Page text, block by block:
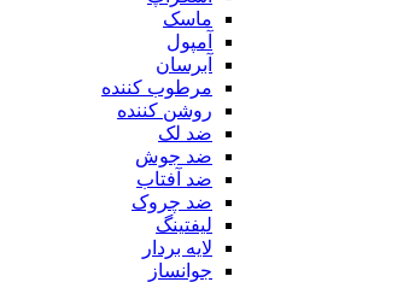
ماسک
آمپول
آبرسان
مرطوب کننده
روشن کننده
ضد لک
ضد جوش
ضد آفتاب
ضد چروک
لیفتینگ
لایه بردار
جوانساز